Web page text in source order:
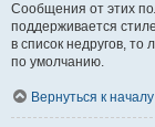
Сообщения от этих
поддерживается
в список недругов,
по умолчанию.
Вернуться к началу